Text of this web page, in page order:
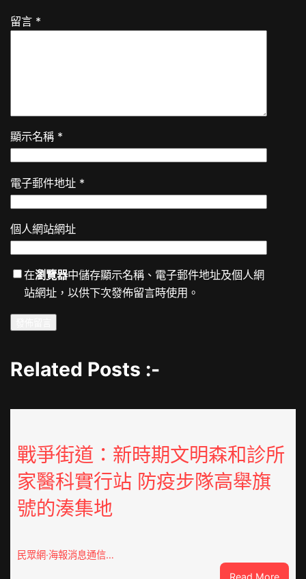
留言 *
顯示名稱 *
電子郵件地址 *
個人網站網址
在瀏覽器中儲存顯示名稱、電子郵件地址及個人網
站網址，以供下次發佈留言時使用。
Related Posts :-
戰爭街道：新時期文明森和診所
家醫科實行站 防疫步隊高舉旗
號的湊集地
民眾網·海報消息通信…
: